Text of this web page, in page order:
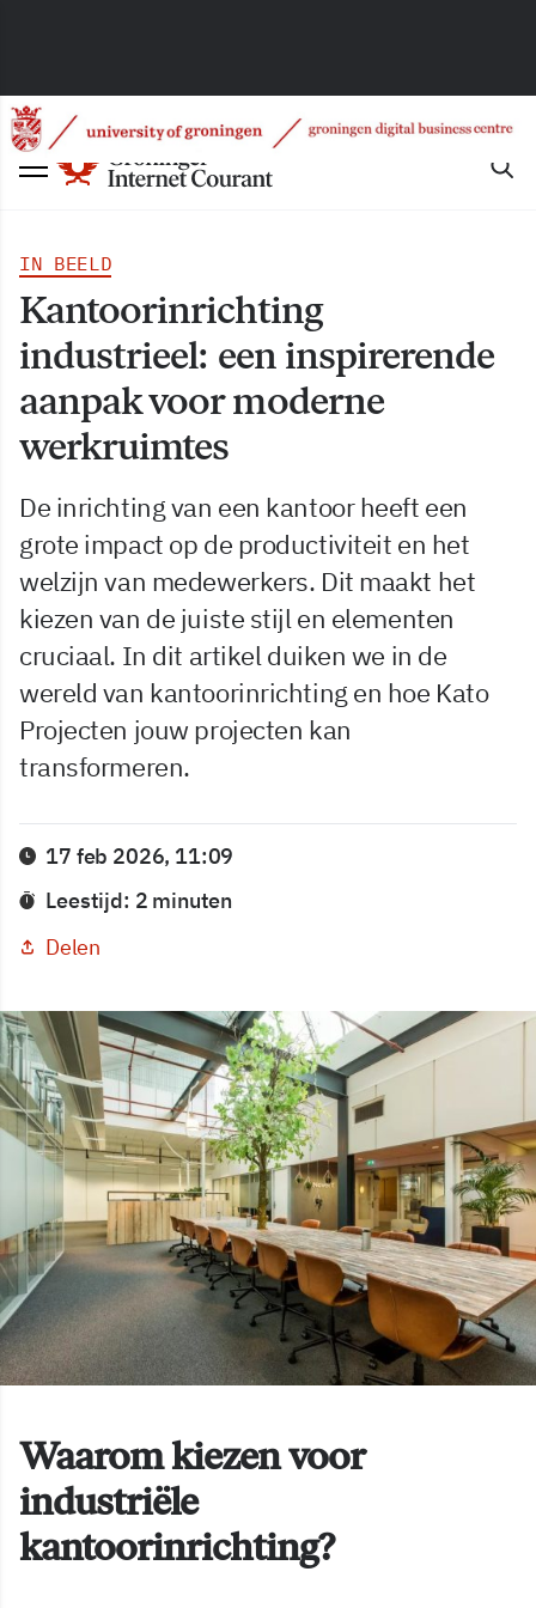
IN BEELD
Kantoorinrichting
industrieel: een inspirerende
aanpak voor moderne
werkruimtes
De inrichting van een kantoor heeft een
grote impact op de productiviteit en het
welzijn van medewerkers. Dit maakt het
kiezen van de juiste stijl en elementen
cruciaal. In dit artikel duiken we in de
wereld van kantoorinrichting en hoe Kato
Projecten jouw projecten kan
transformeren.
17 feb 2026, 11:09
Leestijd: 2 minuten
Delen
Waarom kiezen voor
industriële
kantoorinrichting?